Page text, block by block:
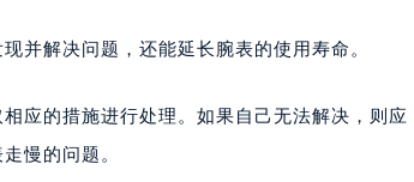
前预约）
心（需提前预约）
）
并解决问题，还能延长腕表的使用寿命。
应的措施进行处理。如果自己无法解决，则应
慢的问题。